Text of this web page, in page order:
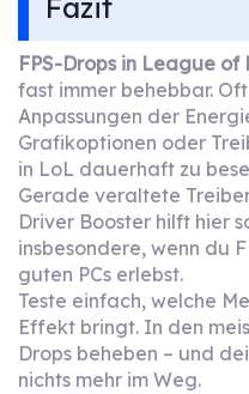
Fazit
FPS-Drops in League of
fast immer behebbar.
Anpassungen der
Grafikoptionen oder
in LoL dauerhaft zu
Gerade veraltete
Driver Booster hilft hier
insbesondere, wenn du
guten PCs erlebst.
Teste einfach, welche
Effekt bringt. In den
Drops beheben – und
nichts mehr im Weg.